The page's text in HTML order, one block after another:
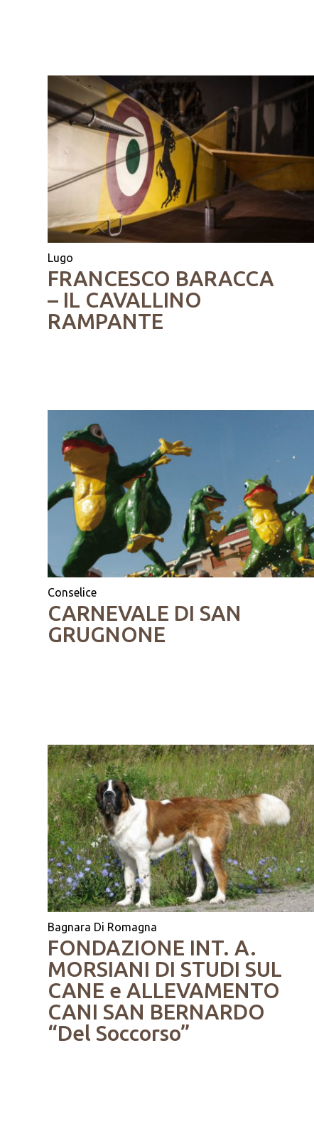
Lugo
FRANCESCO BARACCA
– IL CAVALLINO
RAMPANTE
Conselice
CARNEVALE DI SAN
GRUGNONE
Bagnara Di Romagna
FONDAZIONE INT. A.
MORSIANI DI STUDI SUL
CANE e ALLEVAMENTO
CANI SAN BERNARDO
“Del Soccorso”